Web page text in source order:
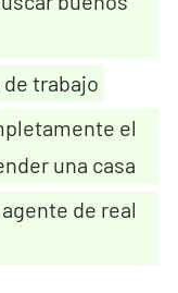
trabajo
el
una casa
de real